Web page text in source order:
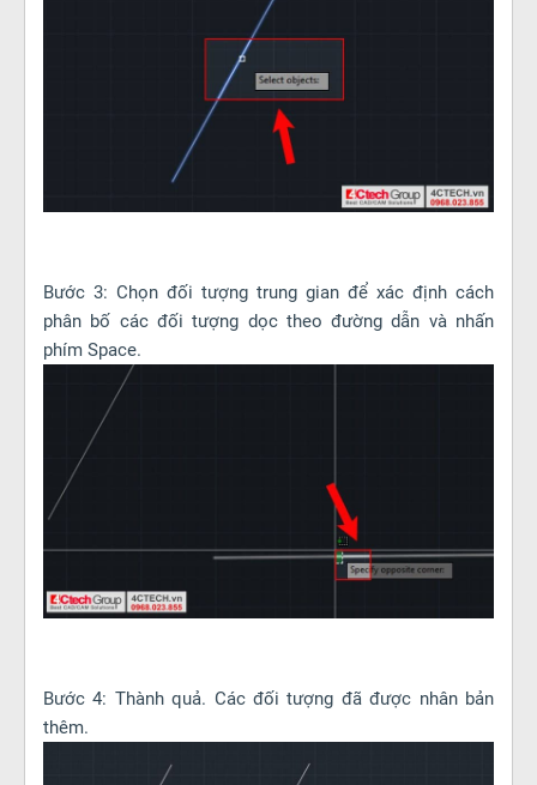
Bước 3: Chọn đối tượng trung gian để xác định cách
phân bố các đối tượng dọc theo đường dẫn và nhấn
phím Space.
Bước 4: Thành quả. Các đối tượng đã được nhân bản
thêm.